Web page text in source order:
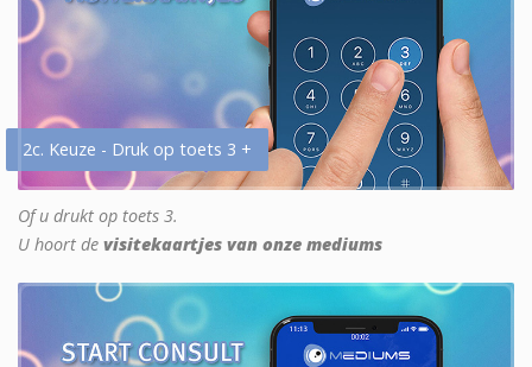
2c. Keuze - Druk op toets 3 +
Of u drukt op toets 3.
U hoort de visitekaartjes van onze mediums